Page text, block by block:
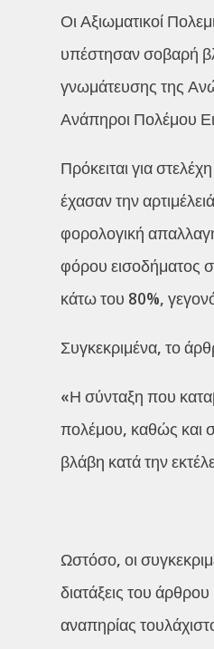
Οι Αξιωματικοί
υπέστησαν σοβαρή
γνωμάτευσης της
Ανάπηροι Πολέμου
Πρόκειται για
έχασαν την
φορολογική
φόρου εισοδήματος
κάτω του 80%,
Συγκεκριμένα, το
«Η σύνταξη που
πολέμου, καθώς και
βλάβη κατά την
Ωστόσο, οι
διατάξεις του
αναπηρίας